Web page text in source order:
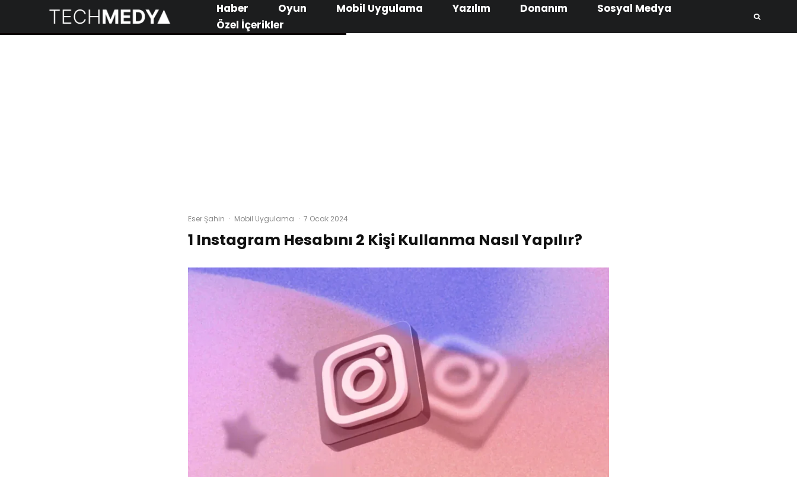
Haber Oyun Mobil Uygulama Yazılım Donanım
Sosyal Medya
Özel İçerikler
Eser Şahin · Mobil Uygulama · 7 Ocak 2024
1 Instagram Hesabını 2 Kişi Kullanma Nasıl Yapılır?